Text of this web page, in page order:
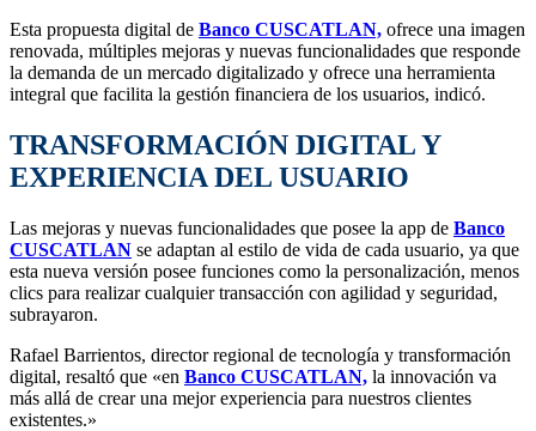
Esta propuesta digital de Banco CUSCATLAN, ofrece una imagen
renovada, múltiples mejoras y nuevas funcionalidades que responde
la demanda de un mercado digitalizado y ofrece una herramienta
integral que facilita la gestión financiera de los usuarios, indicó.
TRANSFORMACIÓN DIGITAL Y
EXPERIENCIA DEL USUARIO
Las mejoras y nuevas funcionalidades que posee la app de Banco
CUSCATLAN se adaptan al estilo de vida de cada usuario, ya que
esta nueva versión posee funciones como la personalización, menos
clics para realizar cualquier transacción con agilidad y seguridad,
subrayaron.
Rafael Barrientos, director regional de tecnología y transformación
digital, resaltó que «en Banco CUSCATLAN, la innovación va
más allá de crear una mejor experiencia para nuestros clientes
existentes.»